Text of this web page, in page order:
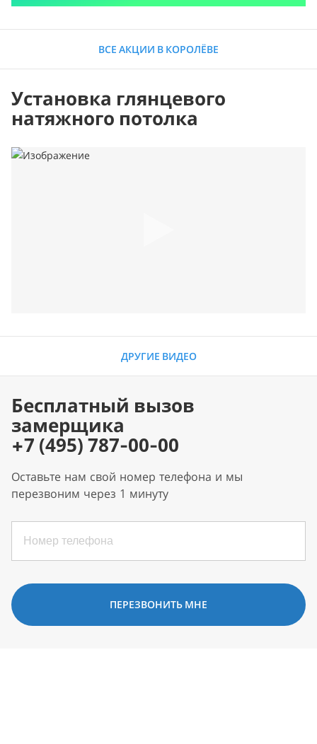
ВСЕ АКЦИИ В КОРОЛЁВЕ
Установка глянцевого
натяжного потолка
ДРУГИЕ ВИДЕО
Бесплатный вызов
замерщика
+7 (495) 787-00-00
Оставьте нам свой номер телефона и мы
перезвоним через 1 минуту
ПЕРЕЗВОНИТЬ МНЕ